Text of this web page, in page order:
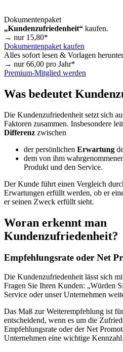
Dokumentenpaket
„Kundenzufriedenheit“ kaufen.
→ nur 15,80*
Dokumentenpaket kaufen
Alles sofort lesen & Vorlagen
→ nur66,00 pro Jahr*
Premium-Mitglied werden
Was bedeutet
Die Kundenzufriedenheit setzt sich
Faktoren zusammen. Insbesondere
Differenz zwischen
der persönlichen Erwartung
dem von ihm
Produkt und den Service.
Der Kunde führt einen Vergleich
Erwartungen erfüllt werden, ob er
er seinen Zweck erfüllt sieht.
Woran erkennt man
Kundenzufriedenheit?
Empfehlungsrate oder Net
Die Kundenzufriedenheit lässt sich
Fragen Sie Ihren Kunden: „Würden
Service oder unser Unternehmen
Das Maß zur Weiterempfehlung ist
entscheidend, wenn es um die
Empfehlungsrate oder der Net
Unternehmen eine wichtige Kennzahl.